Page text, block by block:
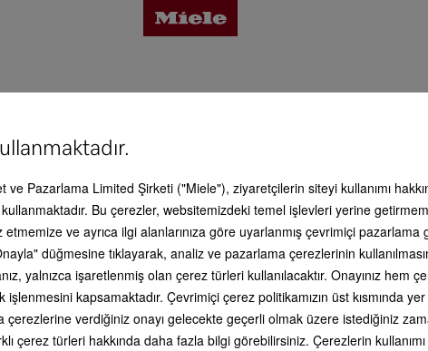
& Destek
İyi bir his
Burada size Miele ürünleriyle bağlantılı
olarak yardımcı olabilecek kapsamlı
bilgiler bulabilirsiniz. Ön aşamadaki satın
alma danışmanlığından, cihazın
kurulumuna kadar uzanan kapsamlı
çerçeve teklif veya mükemmel kullanıma
ilişkin detaylı bilgiler. Her zaman
yanınızdayız - hizmetinizde olduğumuzu
unutmayınız!
ve Pazarlama Limited Şirketi ("Miele"), ziyaretçilerin siteyi kullanımı
Bu çerezler, websitemizdeki temel işlevleri yerine
etmemize ve ayrıca ilgi alanlarınıza göre uyarlanmış çevrimiçi
düğmesine tıklayarak, analiz ve pazarlama çerezlerinin
yalnızca işaretlenmiş olan çerez türleri kullanılacaktır. Onayınız hem
kapsamaktadır. Çevrimiçi çerez politikamızın üst kısmında yer
verdiğiniz onayı gelecekte geçerli olmak üzere istediğiniz
çerez türleri hakkında daha fazla bilgi görebilirsiniz. Çerezlerin